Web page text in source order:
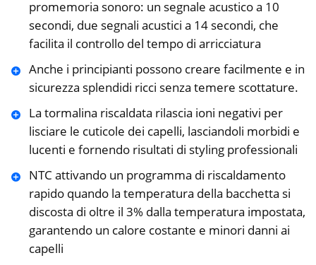
promemoria sonoro: un segnale acustico a 10
secondi, due segnali acustici a 14 secondi, che
facilita il controllo del tempo di arricciatura
Anche i principianti possono creare facilmente e in
sicurezza splendidi ricci senza temere scottature.
La tormalina riscaldata rilascia ioni negativi per
lisciare le cuticole dei capelli, lasciandoli morbidi e
lucenti e fornendo risultati di styling professionali
NTC attivando un programma di riscaldamento
rapido quando la temperatura della bacchetta si
discosta di oltre il 3% dalla temperatura impostata,
garantendo un calore costante e minori danni ai
capelli